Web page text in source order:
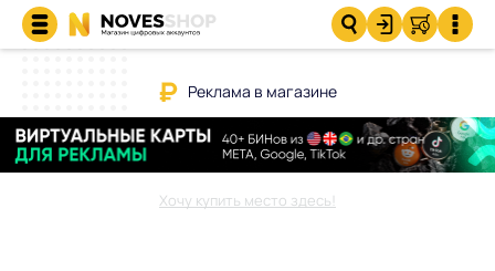
Реклама в магазине
Хочу купить место здесь!